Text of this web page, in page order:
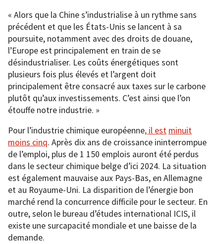
« Alors que la Chine s’industrialise à un rythme sans
précédent et que les États-Unis se lancent à sa
poursuite, notamment avec des droits de douane,
l’Europe est principalement en train de se
désindustrialiser. Les coûts énergétiques sont
plusieurs fois plus élevés et l’argent doit
principalement être consacré aux taxes sur le carbone
plutôt qu’aux investissements. C’est ainsi que l’on
étouffe notre industrie. »
Pour l’industrie chimique européenne, il est minuit
moins cinq. Après dix ans de croissance ininterrompue
de l’emploi, plus de 1 150 emplois auront été perdus
dans le secteur chimique belge d’ici 2024. La situation
est également mauvaise aux Pays-Bas, en Allemagne
et au Royaume-Uni. La disparition de l’énergie bon
marché rend la concurrence difficile pour le secteur. En
outre, selon le bureau d’études international ICIS, il
existe une surcapacité mondiale et une baisse de la
demande.